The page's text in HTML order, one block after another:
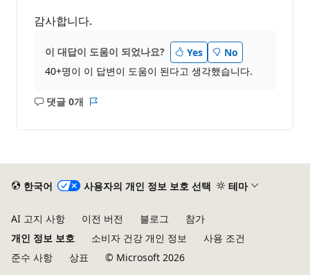
감사합니다.
이 대답이 도움이 되었나요? Yes
No
40+명이 이 답변이 도움이 된다고 생각했습니다.
댓글 0개
설
한국어 사용자의 개인 정보 보호 선택 테마
AI 고지 사항 이전 버전 블로그
참가
개인 정보 보호
소비자 건강 개인 정보
사용 조건
준수 사항
상표 © Microsoft 2026